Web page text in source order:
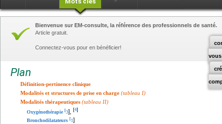
vous
Bienvenue sur EM-consulte, la référence des professionnels de santé.
Article gratuit.
Connectez-vous pour en bénéficier!
Plan
Définition-pertinence clinique
Modalités et structures de prise en charge (tableau I)
Modalités thérapeutiques (tableau II)
Oxygénothérapie [3], [4]
Bronchodilatateurs [1]